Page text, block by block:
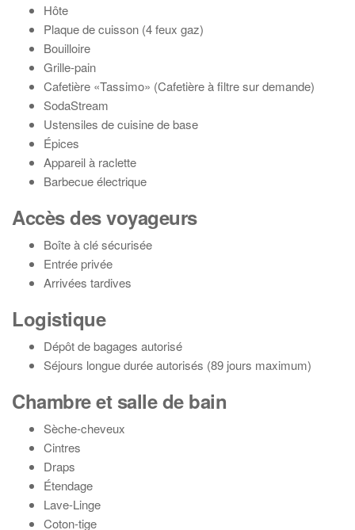
Hôte
Plaque de cuisson (4 feux gaz)
Bouilloire
Grille-pain
Cafetière «Tassimo» (Cafetière à filtre sur demande)
SodaStream
Ustensiles de cuisine de base
Épices
Appareil à raclette
Barbecue électrique
Accès des voyageurs
Boîte à clé sécurisée
Entrée privée
Arrivées tardives
Logistique
Dépôt de bagages autorisé
Séjours longue durée autorisés (89 jours maximum)
Chambre et salle de bain
Sèche-cheveux
Cintres
Draps
Étendage
Lave-Linge
Coton-tige